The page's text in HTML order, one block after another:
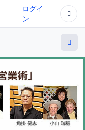
ログイ
ン